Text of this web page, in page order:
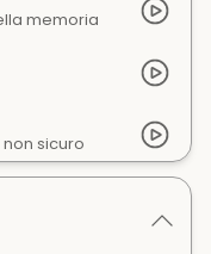
memoria
sicuro